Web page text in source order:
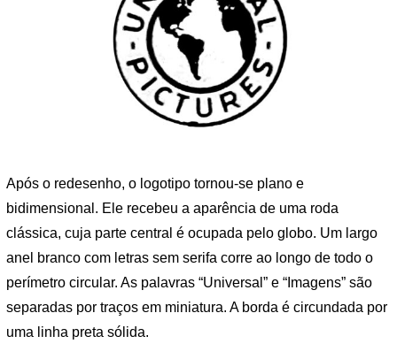
Após o redesenho, o logotipo tornou-se plano e
bidimensional. Ele recebeu a aparência de uma roda
clássica, cuja parte central é ocupada pelo globo. Um largo
anel branco com letras sem serifa corre ao longo de todo o
perímetro circular. As palavras “Universal” e “Imagens” são
separadas por traços em miniatura. A borda é circundada por
uma linha preta sólida.